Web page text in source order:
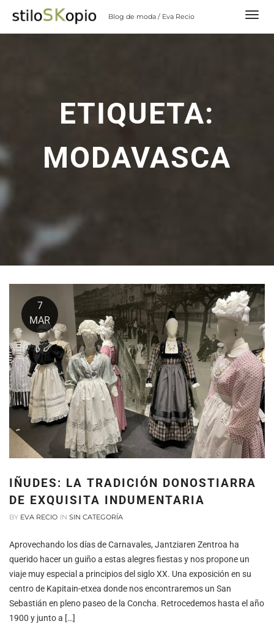
content
Blog de moda / Eva Recio
ETIQUETA:
MODAVASCA
7
MAR
IÑUDES: LA TRADICIÓN DONOSTIARRA
DE EXQUISITA INDUMENTARIA
BY EVA RECIO IN SIN CATEGORÍA
Aprovechando los días de Carnavales, Jantziaren Zentroa ha
querido hacer un guiño a estas alegres fiestas y nos propone un
viaje muy especial a principios del siglo XX. Una exposición en su
centro de Kapitain-etxea donde nos encontraremos un San
Sebastián en pleno paseo de la Concha. Retrocedemos hasta el año
1900 y junto a […]